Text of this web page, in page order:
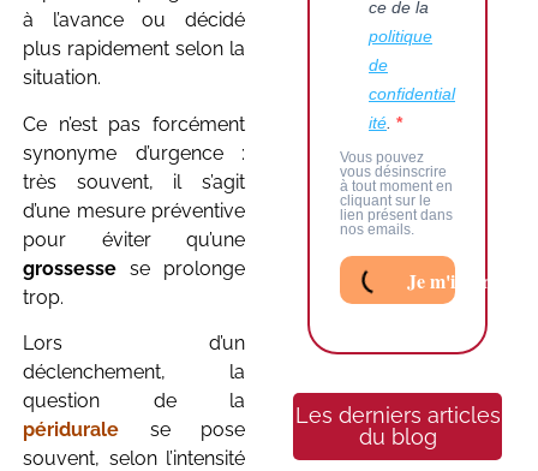
à l’avance ou décidé
plus rapidement selon la
situation.
Ce n’est pas forcément
synonyme d’urgence :
très souvent, il s’agit
d’une mesure préventive
pour éviter qu’une
grossesse se prolonge
trop.
Lors d’un
déclenchement, la
question de la
péridurale se pose
souvent, selon l’intensité
ce de la
politique
de
confidential
ité.
Vous pouvez
vous désinscrire
à tout moment en
cliquant sur le
lien présent dans
nos emails.
Je m'inscris au
Les derniers articles
du blog